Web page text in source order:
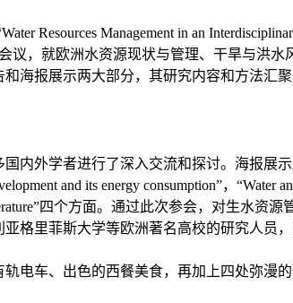
Management in an
，就欧洲水资源现状与管理、干旱与洪
海报展示两大部分，其研究内容和方法汇
外学者进行了深入交流和探讨。海报展示
and its energy consumption”，“Water
四个方面。通过此次参会，对生水
格里菲斯大学等欧洲著名高校的研究人员
电车、出色的西餐美食，再加上四处弥漫